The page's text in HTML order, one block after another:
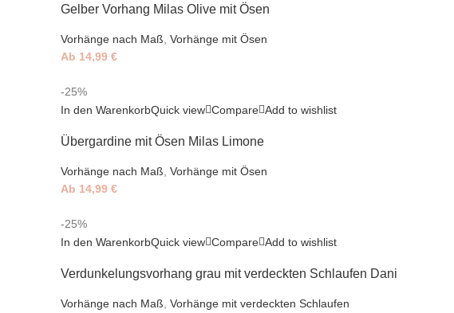
Gelber Vorhang Milas Olive mit Ösen
Vorhänge nach Maß Vorhänge mit Ösen
Ab 14,99 €
-25%
In den WarenkorbQuick view Compare Add to wishlist
Übergardine mit Ösen Milas Limone
Vorhänge nach Maß Vorhänge mit Ösen
Ab 14,99 €
-25%
In den WarenkorbQuick view Compare Add to wishlist
Verdunkelungsvorhang grau mit verdeckten Schlaufen Dani
Vorhänge nach Maß Vorhänge mit verdeckten Schlaufen